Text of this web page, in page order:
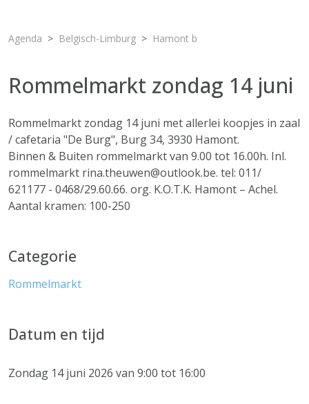
Agenda Belgisch-Limburg Hamont b
Rommelmarkt zondag 14 juni
Rommelmarkt zondag 14 juni met allerlei koopjes in zaal
/ cafetaria "De Burg", Burg 34, 3930 Hamont.
Binnen & Buiten rommelmarkt van 9.00 tot 16.00h. Inl.
rommelmarkt rina.theuwen@outlook.be. tel: 011/
621177 - 0468/29.60.66. org. K.O.T.K. Hamont – Achel.
Aantal kramen: 100-250
Categorie
Rommelmarkt
Datum en tijd
Zondag 14 juni 2026 van 9:00 tot 16:00